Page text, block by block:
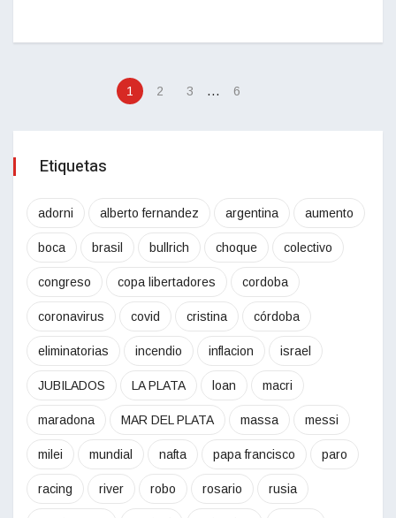
1 2 3 … 6
Etiquetas
adorni alberto fernandez argentina aumento
boca brasil bullrich choque colectivo
congreso copa libertadores cordoba
coronavirus covid cristina córdoba
eliminatorias incendio inflacion israel
JUBILADOS LA PLATA loan macri
maradona MAR DEL PLATA massa messi
milei mundial nafta papa francisco paro
racing river robo rosario rusia